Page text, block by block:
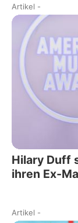
Artikel -
Hilary Duff
ihren Ex-
Artikel -